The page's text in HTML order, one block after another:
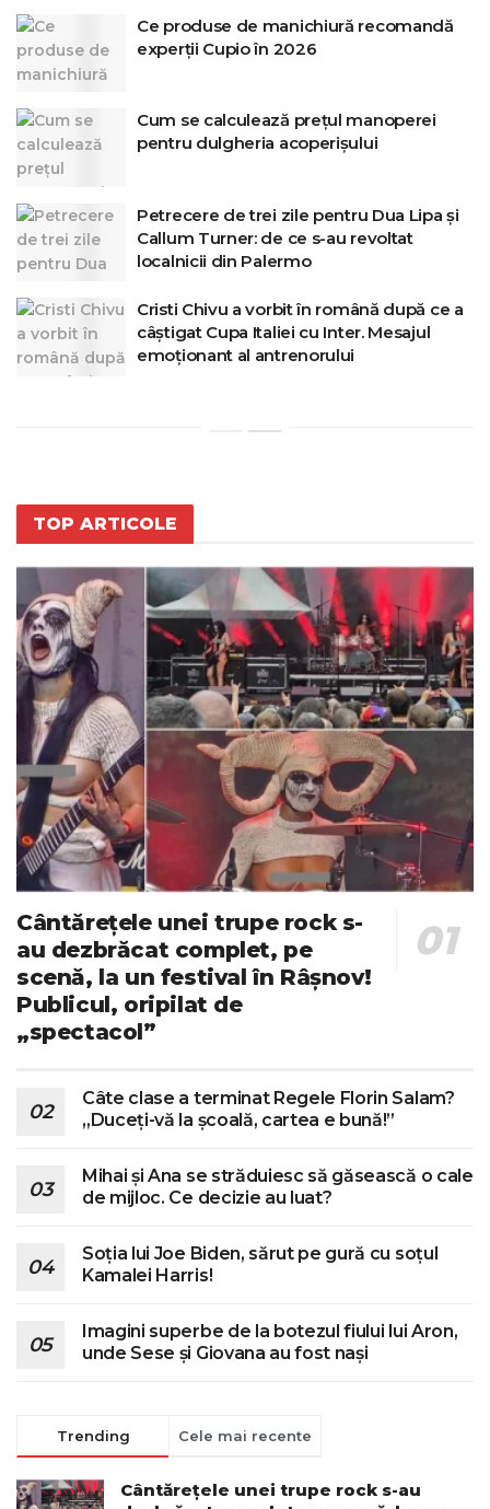
Ce produse de manichiură recomandă
experții Cupio în 2026
Cum se calculează prețul manoperei
pentru dulgheria acoperișului
Petrecere de trei zile pentru Dua Lipa și
Callum Turner: de ce s-au revoltat
localnicii din Palermo
Cristi Chivu a vorbit în română după ce a
câștigat Cupa Italiei cu Inter. Mesajul
emoționant al antrenorului
TOP ARTICOLE
Cântărețele unei trupe rock s-
au dezbrăcat complet, pe
scenă, la un festival în Râșnov!
Publicul, oripilat de
„spectacol”
Câte clase a terminat Regele Florin Salam?
„Duceți-vă la școală, cartea e bună!”
Mihai și Ana se străduiesc să găsească o cale
de mijloc. Ce decizie au luat?
Soția lui Joe Biden, sărut pe gură cu soțul
Kamalei Harris!
Imagini superbe de la botezul fiului lui Aron,
unde Sese și Giovana au fost nași
Trending Cele mai recente
Cântărețele unei trupe rock s-au